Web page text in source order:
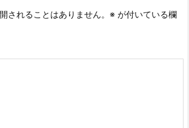
されることはありません。 ※ が付いている欄